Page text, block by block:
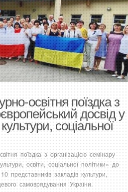
освітня поїздка з
досвід у
соціальної
поїздка з організацією семінару
освіти, соціальної політики» до
представників закладів культури,
самоврядування України.